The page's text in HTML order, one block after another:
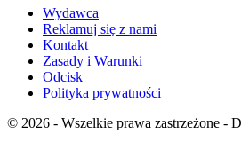
Wydawca
Reklamuj się z nami
Kontakt
Zasady i Warunki
Odcisk
Polityka prywatności
© 2026 - Wszelkie prawa zastrzeżone -